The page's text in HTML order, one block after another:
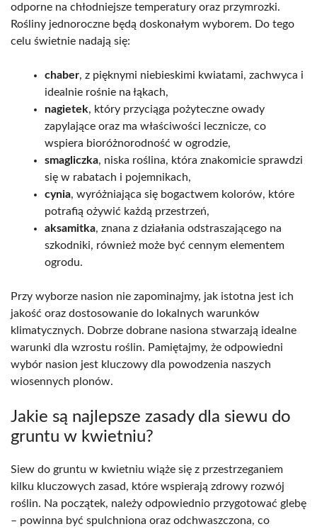
odporne na chłodniejsze temperatury oraz przymrozki.
Rośliny jednoroczne będą doskonałym wyborem. Do tego
celu świetnie nadają się:
chaber, z pięknymi niebieskimi kwiatami, zachwyca i
idealnie rośnie na łąkach,
nagietek, który przyciąga pożyteczne owady
zapylające oraz ma właściwości lecznicze, co
wspiera bioróżnorodność w ogrodzie,
smagliczka, niska roślina, która znakomicie sprawdzi
się w rabatach i pojemnikach,
cynia, wyróżniająca się bogactwem kolorów, które
potrafią ożywić każdą przestrzeń,
aksamitka, znana z działania odstraszającego na
szkodniki, również może być cennym elementem
ogrodu.
Przy wyborze nasion nie zapominajmy, jak istotna jest ich
jakość oraz dostosowanie do lokalnych warunków
klimatycznych. Dobrze dobrane nasiona stwarzają idealne
warunki dla wzrostu roślin. Pamiętajmy, że odpowiedni
wybór nasion jest kluczowy dla powodzenia naszych
wiosennych plonów.
Jakie są najlepsze zasady dla siewu do
gruntu w kwietniu?
Siew do gruntu w kwietniu wiąże się z przestrzeganiem
kilku kluczowych zasad, które wspierają zdrowy rozwój
roślin. Na początek, należy odpowiednio przygotować glebę
– powinna być spulchniona oraz odchwaszczona, co